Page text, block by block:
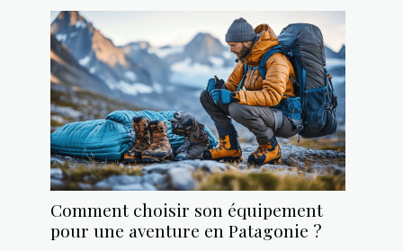
Comment choisir son équipement
pour une aventure en Patagonie ?